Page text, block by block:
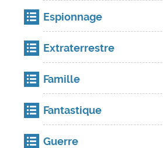
Espionnage
Extraterrestre
Famille
Fantastique
Guerre